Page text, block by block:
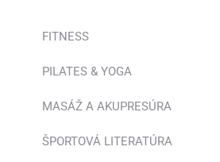
FITNESS
PILATES & YOGA
MASÁŽ A AKUPRESÚRA
ŠPORTOVÁ LITERATÚRA